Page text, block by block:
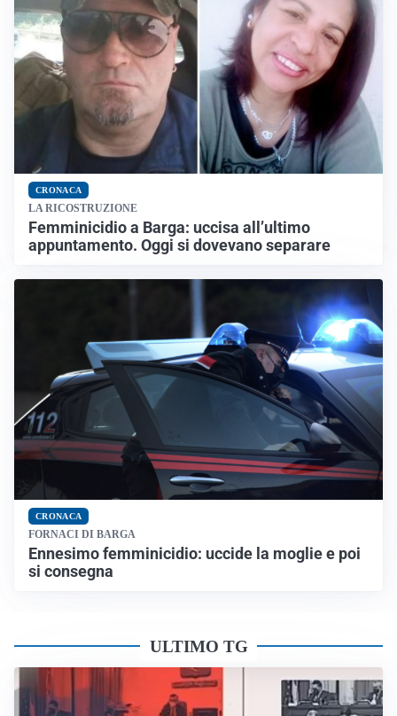
CRONACA
LA RICOSTRUZIONE
Femminicidio a Barga: uccisa all’ultimo
appuntamento. Oggi si dovevano separare
CRONACA
FORNACI DI BARGA
Ennesimo femminicidio: uccide la moglie e poi
si consegna
ULTIMO TG